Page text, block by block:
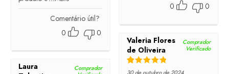
0
0
Comentário útil?
0
0
Valeria Flores
de Oliveira
Comprador
Verificado
Rated 5 out of 5
30 de outubro de 2024
Laura
Comprador